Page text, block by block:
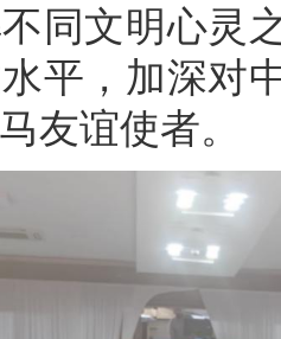
同文明心灵
平，加深对
友谊使者。